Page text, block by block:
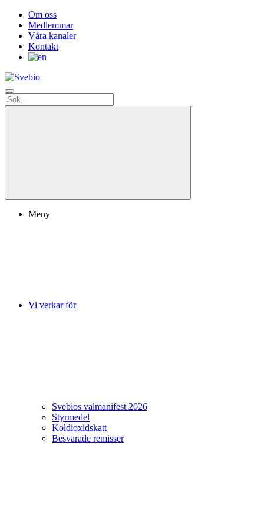
Om oss
Medlemmar
Våra kanaler
Kontakt
Meny
Vi verkar för
Svebios valmanifest 2026
Styrmedel
Koldioxidskatt
Besvarade remisser